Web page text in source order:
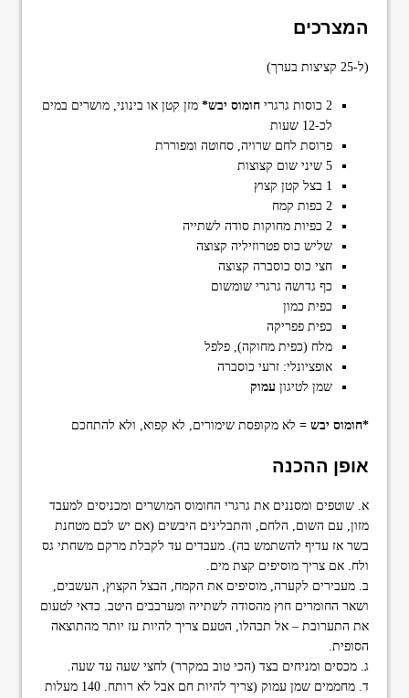
המצרכים
(ל-25 קציצות בערך)
2 כוסות גרגרי חומוס יבש* מזן קטן או בינוני, מושרים במים
לכ-12 שעות
פרוסת לחם שרויה, סחוטה ומפוררת
5 שיני שום קצוצות
1 בצל קטן קצוץ
2 כפות קמח
2 כפיות מחוקות סודה לשתייה
שליש כוס פטרוזיליה קצוצה
חצי כוס כוסברה קצוצה
כף גדושה גרגרי שומשום
כפית כמון
כפית פפריקה
מלח (כפית מחוקה), פלפל
אופציונלי: זרעי כוסברה
שמן לטיגון עמוק
*חומוס יבש = לא מקופסת שימורים, לא קפוא, ולא להתחכם
אופן ההכנה
א. שוטפים ומסננים את גרגרי החומוס המושרים ומכניסים למעבד
מזון, עם השום, הלחם, והתבלינים היבשים (אם יש לכם מטחנת
בשר אז עדיף להשתמש בה). מעבדים עד לקבלת מרקם משחתי גס
ולח. אם צריך מוסיפים קצת מים.
ב. מעבירים לקערה, מוסיפים את הקמח, הבצל הקצוץ, העשבים,
ושאר החומרים חוץ מהסודה לשתייה ומערבבים היטב. כדאי לטעום
את התערובת – אל תבהלו, הטעם צריך להיות עז יותר מהתוצאה
הסופית.
ג. מכסים ומניחים בצד (הכי טוב במקרר) לחצי שעה עד שעה.
ד. מחממים שמן עמוק (צריך להיות חם אבל לא רותח. 140 מעלות